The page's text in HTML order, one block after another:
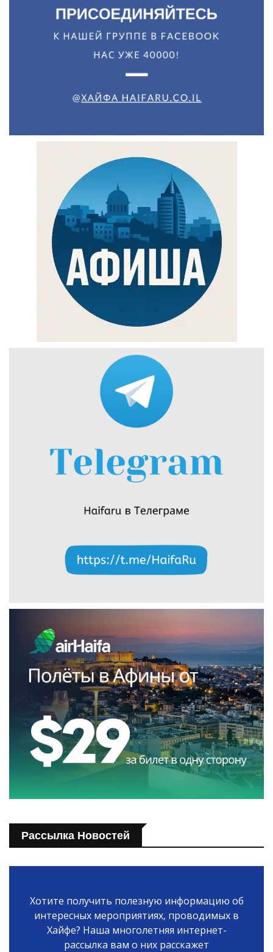
Рассылка Новостей
Хотите получить полезную информацию об
интересных мероприятиях, проводимых в
Хайфе? Наша многолетняя интернет-
рассылка вам о них расскажет